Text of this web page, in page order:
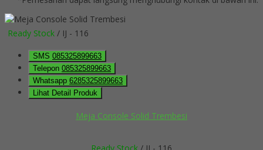
Ready Stock / IJ - 116
SMS 085325899663
Telepon 085325899663
Whatsapp 6285325899663
Lihat Detail Produk
Meja Console Solid Trembesi
Ready Stock / IJ - 116